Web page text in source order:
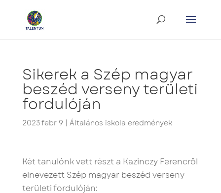
Sikerek a Szép magyar
beszéd verseny területi
fordulóján
2023 febr 9 Általános iskola eredmények
Két tanulónk vett részt a Kazinczy Ferencről
elnevezett Szép magyar beszéd verseny
területi fordulóján: